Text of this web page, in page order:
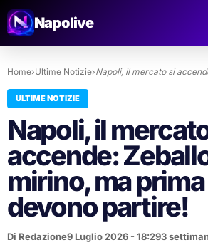
Napolive
Home›Ultime Notizie›Napoli, il mercato si
ULTIME NOTIZIE
Napoli, il
accende:
mirino, ma
devono partire!
Di Redazione9 Luglio 2026 - 18:293